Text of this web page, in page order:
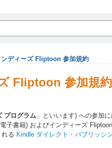
ディーズ Fliptoon 参加規約
Fliptoon 参加規約
プログラム 」といいます) への参加
子書籍) およびインディーズ
る Kindle ダイレクト・パブリッシ